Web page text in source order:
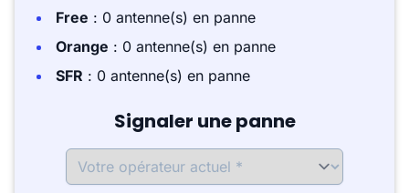
Free : 0 antenne(s) en panne
Orange : 0 antenne(s) en panne
SFR : 0 antenne(s) en panne
Signaler une panne